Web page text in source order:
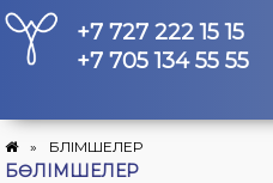
Skip
to
content
+7 727 222 15 15
+7 705 134 55 55
» БӨЛІМШЕЛЕР
БӨЛІМШЕЛЕР